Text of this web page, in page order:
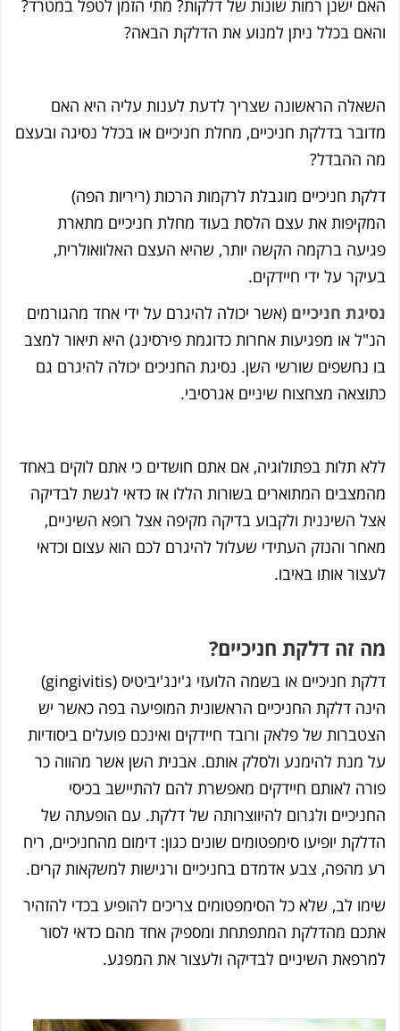
ישנן רמות שונות של דלקות? מתי הזמן לטפל במטרד?
בכלל ניתן למנוע את הדלקת הבאה?
הראשונה שצריך לדעת לענות עליה היא האם
בדלקת חניכיים, מחלת חניכיים או בכלל נסיגה ובעצם
ההבדל?
חניכיים מוגבלת לרקמות הרכות (ריריות הפה)
את עצם הלסת בעוד מחלת חניכיים מתארת
ברקמה הקשה יותר, שהיא העצם האלוואולרית,
על ידי חיידקים.
חניכיים(אשר יכולה להיגרם על ידי אחד מהגורמים
או מפגיעות אחרות כדוגמת פירסינג) היא תיאור למצב
נחשפים שורשי השן. נסיגת החניכים יכולה להיגרם גם
מצחצוח שיניים אגרסיבי.
תלות בפתולוגיה, אם אתם חושדים כי אתם לוקים באחד
המתוארים בשורות הללו אז כדאי לגשת לבדיקה
השיננית ולקבוע בדיקה מקיפה אצל רופא השיניים,
והנזק העתידי שעלול להיגרם לכם הוא עצום וכדאי
אותו באיבו.
זה דלקת חניכיים?
דלקת חניכיים או בשמה הלועזי ג'ינג'יביטיס (gingivitis)
דלקת החניכיים הראשונית המופיעה בפה כאשר יש
של פלאק ורובד חיידקים ואינכם פועלים ביסודיות
מנת להימנע ולסלק אותם. אבנית השן אשר מהווה כר
לאותם חיידקים מאפשרת להם להתיישב בכיסי
ולגרום להיווצרותה של דלקת. עם הופעתה של
יופיעו סימפטומים שונים כגון: דימום מהחניכיים, ריח
מהפה, צבע אדמדם בחניכיים ורגישות למשקאות קרים.
לב, שלא כל הסימפטומים צריכים להופיע בכדי להזהיר
מהדלקת המתפתחת ומספיק אחד מהם כדאי לסור
השיניים לבדיקה ולעצור את המפגע.